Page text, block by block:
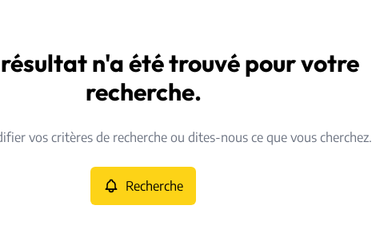
n'a été trouvé pour votre
recherche.
vos critères de recherche ou dites-nous ce que vous cherchez.
Recherche